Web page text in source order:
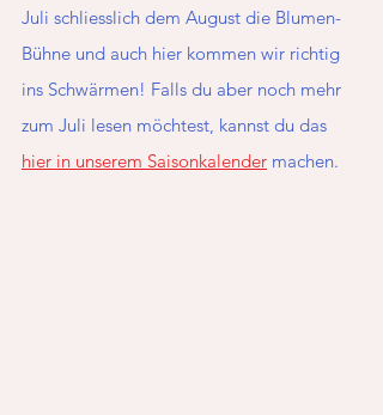
Juli schliesslich dem August die Blumen-
Bühne und auch hier kommen wir richtig
ins Schwärmen! Falls du aber noch mehr
zum Juli lesen möchtest, kannst du das
hier in unserem Saisonkalender machen.